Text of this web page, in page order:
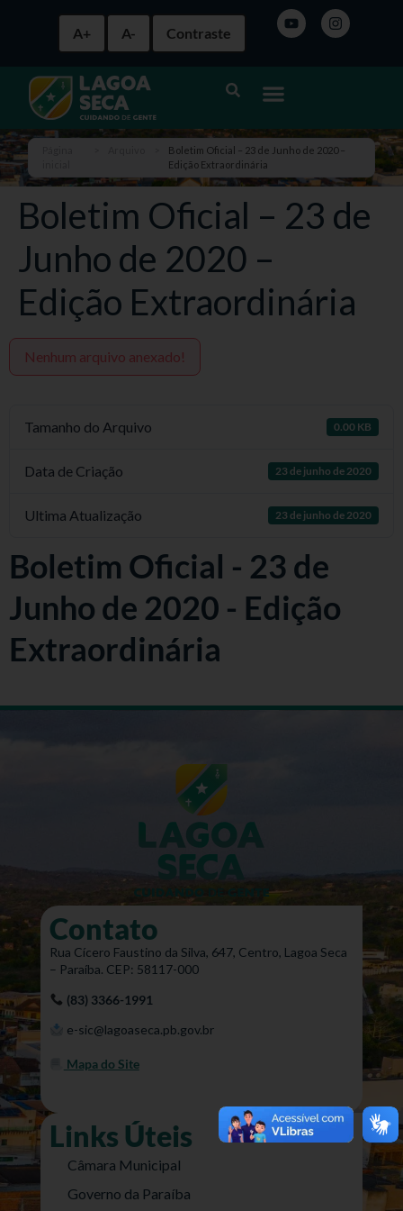
A+ A- Contraste
Boletim Oficial – 23 de Junho de 2020 –
Edição Extraordinária
Boletim Oficial – 23 de
Junho de 2020 –
Edição Extraordinária
Nenhum arquivo anexado!
Tamanho do Arquivo 0.00 KB
Data de Criação 23 de junho de 2020
Ultima Atualização 23 de junho de 2020
Boletim Oficial - 23 de
Junho de 2020 - Edição
Extraordinária
Contato
Rua Cícero Faustino da Silva, 647, Centro, Lagoa Seca
– Paraíba. CEP: 58117-000
(83) 3366-1991
e-sic@lagoaseca.pb.gov.br
Mapa do Site
Links Úteis
Câmara Municipal
Governo da Paraíba